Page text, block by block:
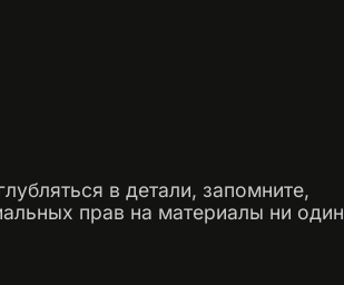
в детали, запомните,
прав на материалы ни один